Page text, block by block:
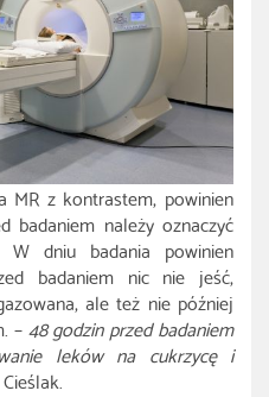
MR z kontrastem, powinien
badaniem należy oznaczyć
dniu badania powinien
badaniem nic nie jeść,
ale też nie później
–48 godzin przed badaniem
leków na cukrzycę i